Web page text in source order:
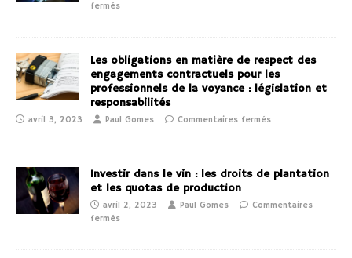
fermés
Les obligations en matière de respect des
engagements contractuels pour les
professionnels de la voyance : législation et
responsabilités
avril 3, 2023 Paul Gomes Commentaires fermés
Investir dans le vin : les droits de plantation
et les quotas de production
avril 2, 2023 Paul Gomes
Commentaires
fermés